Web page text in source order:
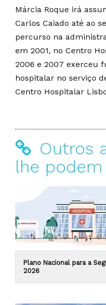
Márcia Roque irá
Carlos Caiado até ao
percurso na
em 2001, no Centro
2006 e 2007 exerceu
hospitalar no serviço
Centro Hospitalar
Outros
lhe
Plano Nacional para a
2026